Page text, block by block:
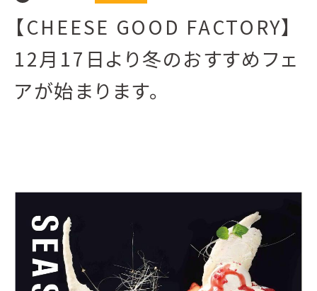
【CHEESE GOOD FACTORY】
12月17日より冬のおすすめフェ
アが始まります。